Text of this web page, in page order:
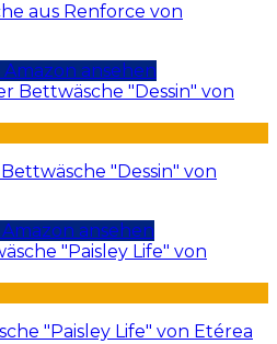
aus Renforce von
ansehen
"Dessin" von
ansehen
"Paisley Life" von Etérea